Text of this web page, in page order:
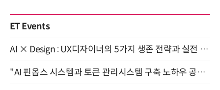
ET Events
AI × Design : UX디자이너의 5가지 생존 전략과 실전 대응 8월 28일 개최
"AI 핀옵스 시스템과 토큰 관리시스템 구축 노하우 공개" 잠실 한국광고문화회관 2층 대회의실 (8/21)